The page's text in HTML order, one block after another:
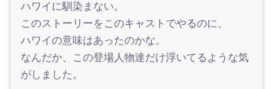
ハワイに馴染まない。
このストーリーをこのキャストでやるのに、
ハワイの意味はあったのかな。
なんだか、この登場人物達だけ浮いてるような気
がしました。